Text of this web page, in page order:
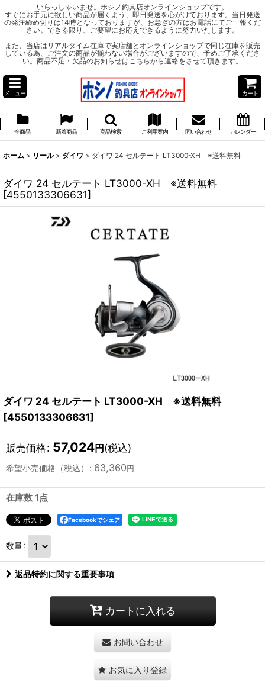
いらっしゃいませ。ホシノ釣具店オンラインショップです。
すぐにお手元に欲しい商品が届くよう、即日発送を心がけております。当日発送
の発注締め切りは14時となっておりますが、お急ぎの方はお電話にてご一報くだ
さい。できる限り、ご要望にお応えできるように努力いたします。
また、当店はリアルタイム在庫で実店舗とオンラインショップで同じ在庫を販売
している為、ご注文の商品が揃わない場合がございますので、予めご了承くださ
い。商品不足・欠品のお知らせはこちらから連絡をさせて頂きます。
メニュー カート
全商品 新着商品 商品検索 ご利用案内 問い合わせ カレンダー
ホーム > リール > ダイワ > ダイワ 24 セルテート LT3000-XH ※送料無料
ダイワ 24 セルテート LT3000-XH ※送料無料
[4550133306631]
ダイワ 24 セルテート LT3000-XH ※送料無料
[4550133306631]
販売価格: 57,024円(税込)
希望小売価格（税込） : 63,360円
在庫数 1点
Facebookでシェア
数量:
返品特約に関する重要事項
カートに入れる
お問い合わせ
お気に入り登録